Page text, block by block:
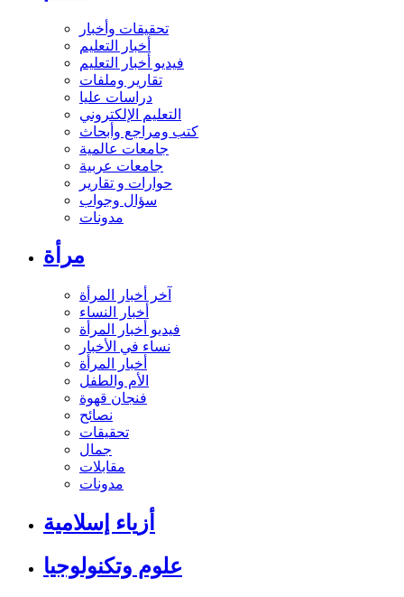
تحقيقات وأخبار
أخبار التعليم
فيديو أخبار التعليم
تقارير وملفات
دراسات عليا
التعليم الإلكتروني
كتب ومراجع وأبحاث
جامعات عالمية
جامعات عربية
حوارات و تقارير
سؤال وجواب
مدونات
مرأة
آخر أخبار المرأة
أخبار النساء
فيديو أخبار المرأة
نساء في الأخبار
أخبار المرأة
الأم والطفل
فنجان قهوة
نصائح
تحقيقات
جمال
مقابلات
مدونات
أزياء إسلامية
علوم وتكنولوجيا